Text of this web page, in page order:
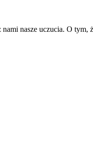
nasze uczucia. O